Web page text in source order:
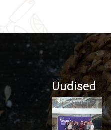
Uudised